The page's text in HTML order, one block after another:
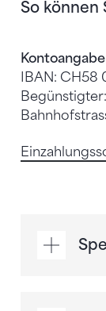
So können
IBAN: CH58